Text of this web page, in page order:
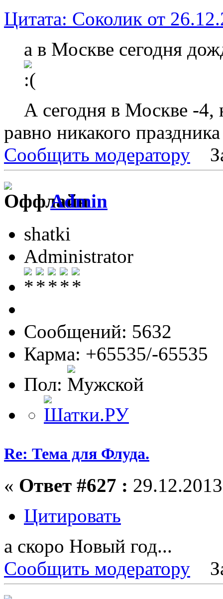
Цитата: Соколик от
а в Москве сегодня
А сегодня в Москве -4,
равно никакого праздника
Сообщить модератору
Admin
shatki
Administrator
Сообщений: 5632
Карма: +65535/-65535
Пол:
Re: Тема для Флуда.
« Ответ #627 :
Цитировать
а скоро Новый год...
Сообщить модератору